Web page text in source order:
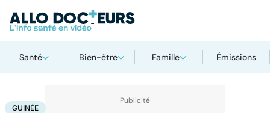
Santé Bien-être Famille Émissions
AccueilSanté Guinée
GUINÉE